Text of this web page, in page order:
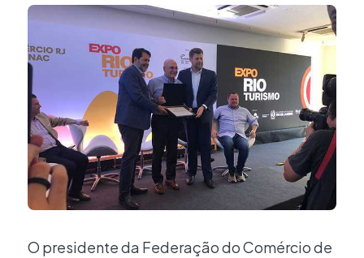
O presidente da Federação do Comércio de